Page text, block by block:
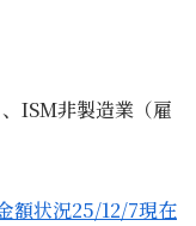
ISM非製造業（雇
額状況25/12/7現在